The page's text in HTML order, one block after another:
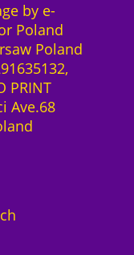
by e-
Poland
Poland
PRINT
Ave.68